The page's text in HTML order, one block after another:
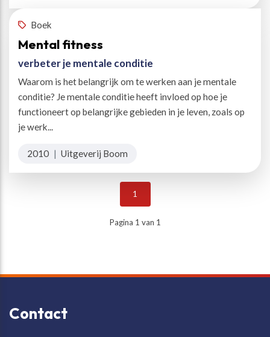
Boek
Mental fitness
verbeter je mentale conditie
Waarom is het belangrijk om te werken aan je mentale
conditie? Je mentale conditie heeft invloed op hoe je
functioneert op belangrijke gebieden in je leven, zoals op
je werk...
2010 | Uitgeverij Boom
1
Pagina 1 van 1
Contact